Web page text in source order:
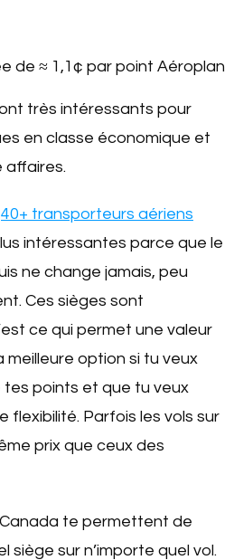
de ≈ 1,1¢ par point Aéroplan
très intéressants pour
en classe économique et
affaires.
40+ transporteurs aériens
intéressantes parce que le
ne change jamais, peu
Ces sièges sont
ce qui permet une valeur
meilleure option si tu veux
tes points et que tu veux
flexibilité. Parfois les vols sur
prix que ceux des
te permettent de
siège sur n’importe quel vol.